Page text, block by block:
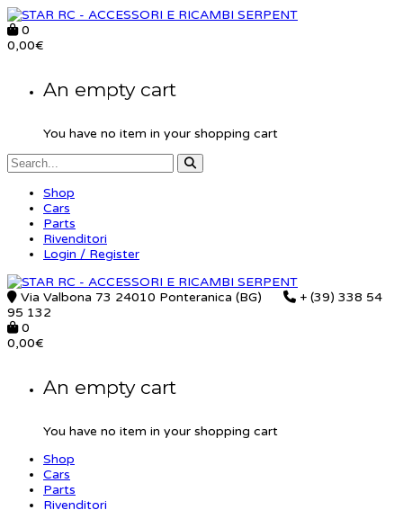
0
0,00€
An empty cart
You have no item in your shopping cart
Shop
Cars
Parts
Rivenditori
Login / Register
Via Valbona 73 24010 Ponteranica (BG)
+ (39) 338 54
95 132
0
0,00€
An empty cart
You have no item in your shopping cart
Shop
Cars
Parts
Rivenditori